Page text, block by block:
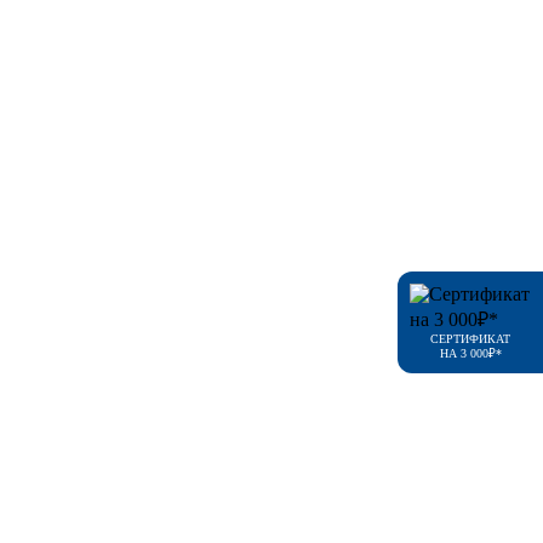
СЕРТИФИКАТ
НА 3 000₽*